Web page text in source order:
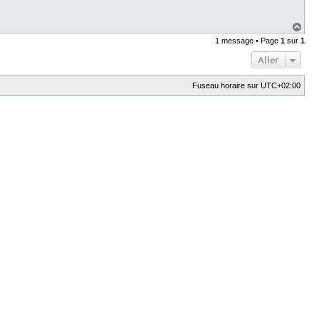
a
u
1 message • Page 1 sur 1
Aller
Fuseau horaire sur UTC+02:00